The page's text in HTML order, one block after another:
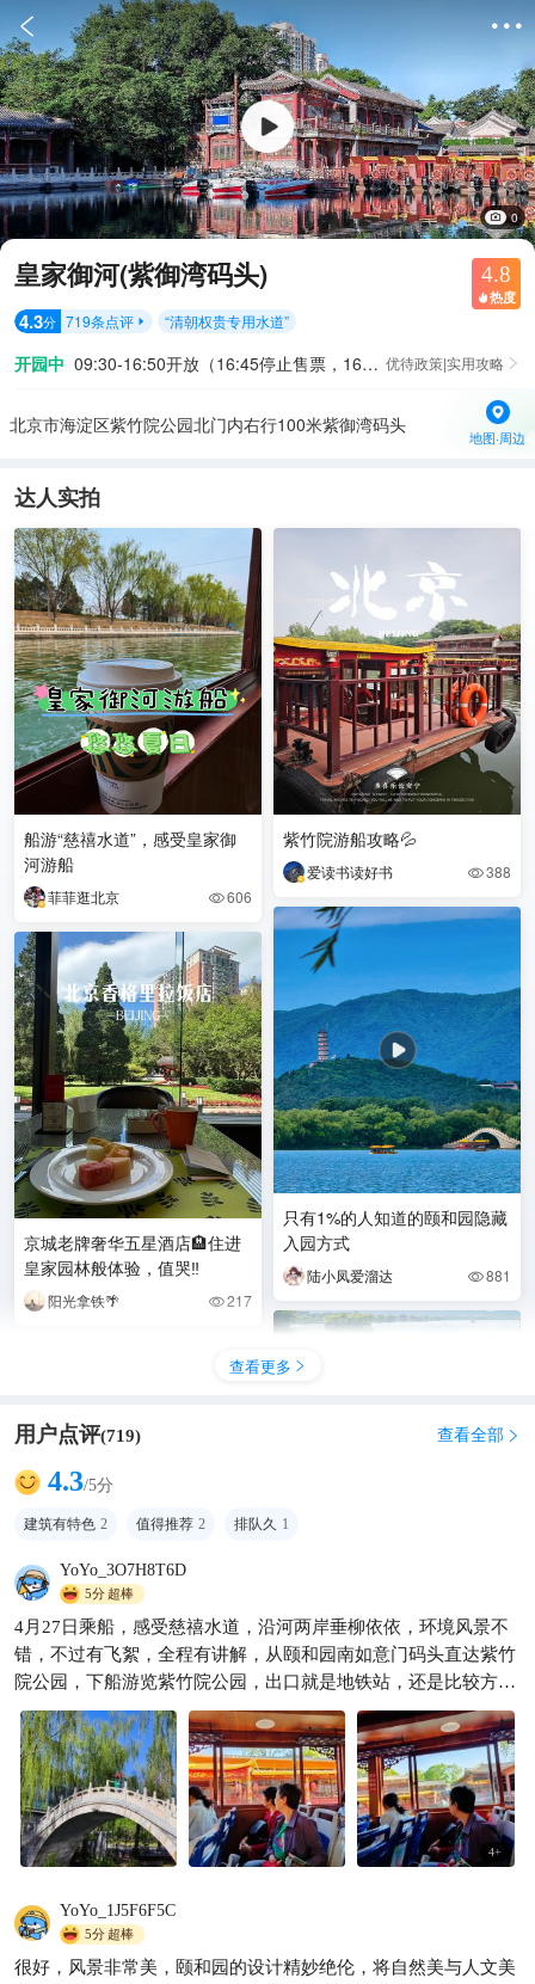
 
0
皇家御河(紫御湾码头) 4.8
 热度
4.3分 719条点评  “清朝权贵专用水道”
开园中 09:30-16:50开放（16:45停止售票，16:45停止入园） 优待政策|实用攻略 
北京市海淀区紫竹院公园北门内右行100米紫御湾码头
地图·周边
达人实拍
船游“慈禧水道”，感受皇家御
河游船
菲菲逛北京 606
京城老牌奢华五星酒店🏨住进
皇家园林般体验，值哭‼️
阳光拿铁🌴 217
紫竹院游船攻略💦
爱读书读好书 388
只有1%的人知道的颐和园隐藏
入园方式
陆小凤爱溜达 881
限定 | 坐皇家御河游船，走慈
禧水道进颐和园
秦白白 1534
查看更多 
用户点评(719) 查看全部 
4.3/5分
建筑有特色 2 值得推荐 2 排队久 1
YoYo_3O7H8T6D
5分超棒
4月27日乘船，感受慈禧水道，沿河两岸垂柳依依，环境风景不
错，不过有飞絮，全程有讲解，从颐和园南如意门码头直达紫竹
院公园，下船游览紫竹院公园，出口就是地铁站，还是比较方便
的。
4+
YoYo_1J5F6F5C
5分超棒
很好，风景非常美，颐和园的设计精妙绝伦，将自然美与人文美